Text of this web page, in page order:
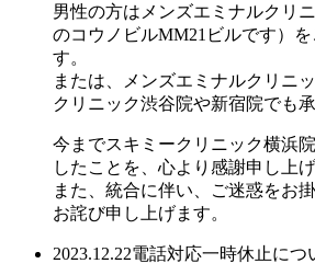
男性の方はメンズエミナルクリ
のコウノビルMM21ビルです）
す。
または、メンズエミナルクリニ
クリニック渋谷院や新宿院でも承
今までスキミークリニック横浜
したことを、心より感謝申し上げ
また、統合に伴い、ご迷惑をお
お詫び申し上げます。
2023.12.22電話対応一時休止につ